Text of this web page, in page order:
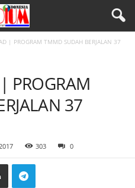
| PROGRAM TMMD SUDAH BERJALAN 37
PROGRAM
37
303 0